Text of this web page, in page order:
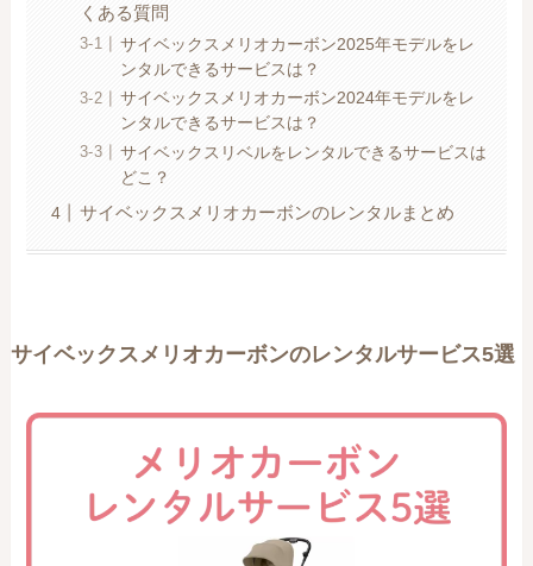
くある質問
サイベックスメリオカーボン2025年モデルをレ
ンタルできるサービスは？
サイベックスメリオカーボン2024年モデルをレ
ンタルできるサービスは？
サイベックスリベルをレンタルできるサービスは
どこ？
サイベックスメリオカーボンのレンタルまとめ
サイベックスメリオカーボンのレンタルサービス5選